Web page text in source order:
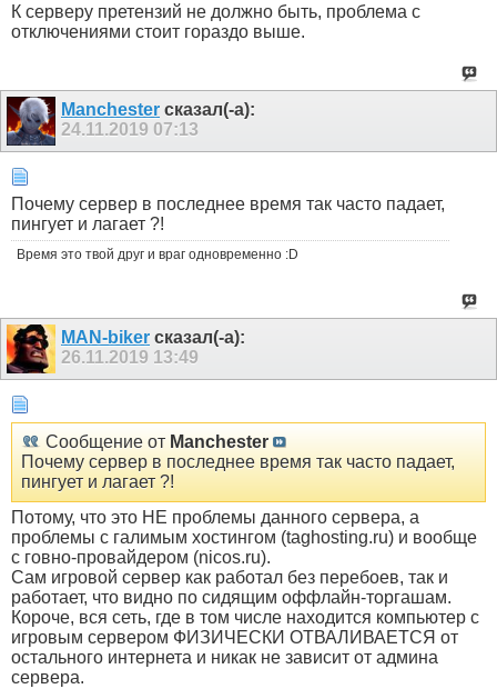
К серверу претензий не должно быть, проблема с
отключениями стоит гораздо выше.
Manchester сказал(-а):
24.11.2019 07:13
Почему сервер в последнее время так часто падает,
пингует и лагает ?!
Время это твой друг и враг одновременно :D
MAN-biker сказал(-а):
26.11.2019 13:49
Сообщение от Manchester
Почему сервер в последнее время так часто падает,
пингует и лагает ?!
Потому, что это НЕ проблемы данного сервера, а
проблемы с галимым хостингом (taghosting.ru) и вообще
с говно-провайдером (nicos.ru).
Сам игровой сервер как работал без перебоев, так и
работает, что видно по сидящим оффлайн-торгашам.
Короче, вся сеть, где в том числе находится компьютер с
игровым сервером ФИЗИЧЕСКИ ОТВАЛИВАЕТСЯ от
остального интернета и никак не зависит от админа
сервера.